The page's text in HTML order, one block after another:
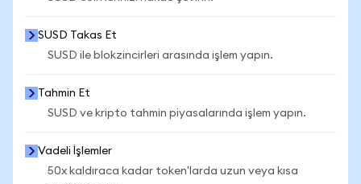
SUSD Takas Et
SUSD ile blokzincirleri arasında işlem yapın.
Tahmin Et
SUSD ve kripto tahmin piyasalarında işlem yapın.
Vadeli İşlemler
50x kaldıraca kadar token'larda uzun veya kısa